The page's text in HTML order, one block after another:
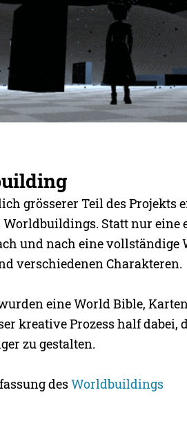
grösserer Teil des Projekts
Worldbuildings. Statt nur eine
und nach eine vollständige
verschiedenen Charakteren.
eine World Bible,
kreative Prozess half
zu gestalten.
desWorldbuildings